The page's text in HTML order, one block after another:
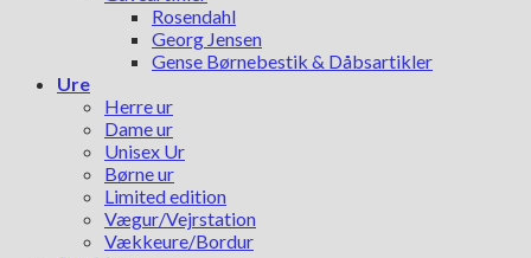
Rosendahl
Georg Jensen
Gense Børnebestik & Dåbsartikler
Ure
Herre ur
Dame ur
Unisex Ur
Børne ur
Limited edition
Vægur/Vejrstation
Vækkeure/Bordur